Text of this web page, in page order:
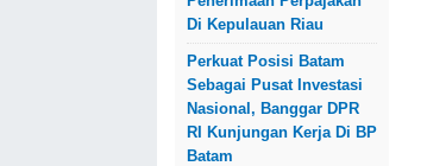
Di Kepulauan Riau
Perkuat Posisi Batam
Sebagai Pusat Investasi
Nasional, Banggar DPR
RI Kunjungan Kerja Di BP
Batam